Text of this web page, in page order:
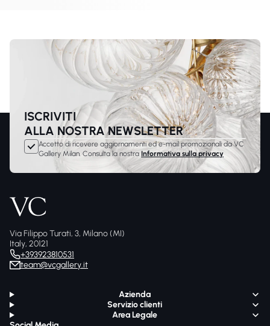
ISCRIVITI
ALLA NOSTRA NEWSLETTER
Accetto di ricevere aggiornamenti ed e-mail promozionali da VC
Gallery Milan. Consulta la nostra Informativa sulla privacy
Via Filippo Turati, 3, Milano (MI)
Italy, 20121
+393923810531
team@vcgallery.it
Azienda
Servizio clienti
Area Legale